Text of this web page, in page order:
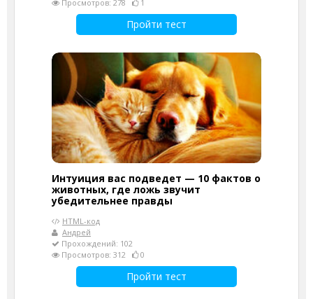
Просмотров: 278 1
Пройти тест
Интуиция вас подведет — 10 фактов о
животных, где ложь звучит
убедительнее правды
HTML-код
Андрей
Прохождений: 102
Просмотров: 312
0
Пройти тест